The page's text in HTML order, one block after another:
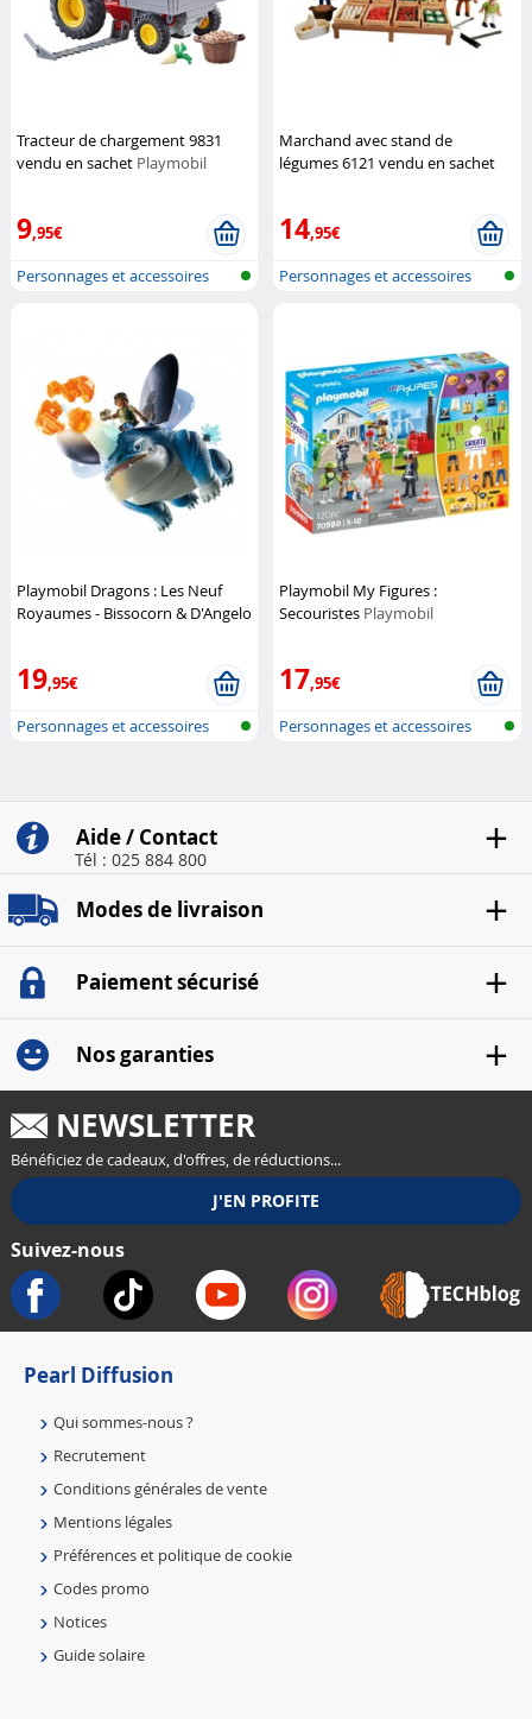
Tracteur de chargement 9831
vendu en sachet Playmobil
9,95€
Personnages et accessoires
Marchand avec stand de
légumes 6121 vendu en sachet
14,95€
Personnages et accessoires
Playmobil Dragons : Les Neuf
Royaumes - Bissocorn & D'Angelo
19,95€
Personnages et accessoires
Playmobil My Figures :
Secouristes Playmobil
17,95€
Personnages et accessoires
Aide / Contact
Tél : 025 884 800
Modes de livraison
Paiement sécurisé
Nos garanties
NEWSLETTER
Bénéficiez de cadeaux, d'offres, de réductions...
Suivez-nous
Pearl Diffusion
Qui sommes-nous ?
Recrutement
Conditions générales de vente
Mentions légales
Préférences et politique de cookie
Codes promo
Notices
Guide solaire